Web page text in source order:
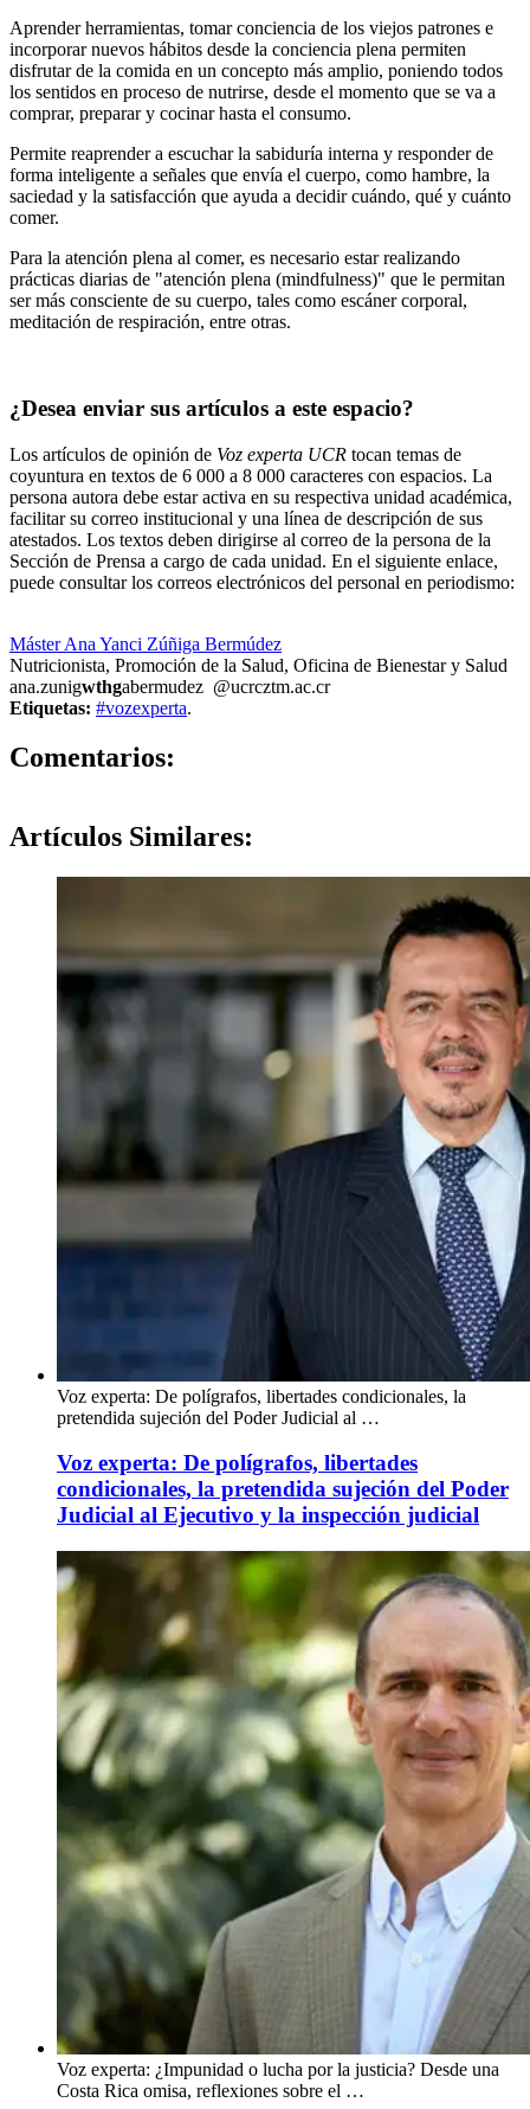
Aprender herramientas, tomar conciencia de los viejos patrones e
incorporar nuevos hábitos desde la conciencia plena permiten
disfrutar de la comida en un concepto más amplio, poniendo todos
los sentidos en proceso de nutrirse, desde el momento que se va a
comprar, preparar y cocinar hasta el consumo.
Permite reaprender a escuchar la sabiduría interna y responder de
forma inteligente a señales que envía el cuerpo, como hambre, la
saciedad y la satisfacción que ayuda a decidir cuándo, qué y cuánto
comer.
Para la atención plena al comer, es necesario estar realizando
prácticas diarias de "atención plena (mindfulness)" que le permitan
ser más consciente de su cuerpo, tales como escáner corporal,
meditación de respiración, entre otras.
¿Desea enviar sus artículos a este espacio?
Los artículos de opinión de Voz experta UCR tocan temas de
coyuntura en textos de 6 000 a 8 000 caracteres con espacios. La
persona autora debe estar activa en su respectiva unidad académica,
facilitar su correo institucional y una línea de descripción de sus
atestados. Los textos deben dirigirse al correo de la persona de la
Sección de Prensa a cargo de cada unidad. En el siguiente enlace,
puede consultar los correos electrónicos del personal en periodismo:
Máster Ana Yanci Zúñiga Bermúdez
Nutricionista, Promoción de la Salud, Oficina de Bienestar y Salud
ana.zunigwthgabermudez @ucrcztm.ac.cr
Etiquetas: #vozexperta.
Comentarios:
Artículos Similares:
Voz experta: De polígrafos, libertades condicionales, la
pretendida sujeción del Poder Judicial al …
Voz experta: De polígrafos, libertades
condicionales, la pretendida sujeción del Poder
Judicial al Ejecutivo y la inspección judicial
Voz experta: ¿Impunidad o lucha por la justicia? Desde una
Costa Rica omisa, reflexiones sobre el …